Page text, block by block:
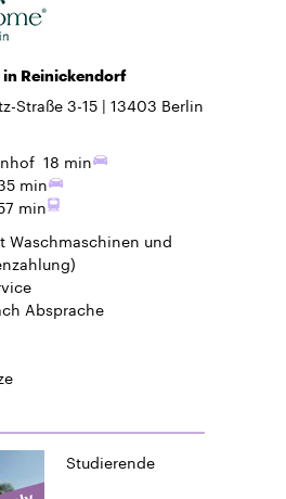
Reinickendorf
Straße 3-15 13403 Berlin
18 min
min
min
Waschmaschinen und
Absprache
Studierende